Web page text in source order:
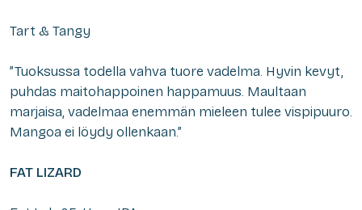
Tart & Tangy
”Tuoksussa todella vahva tuore vadelma. Hyvin kevyt,
puhdas maitohappoinen happamuus. Maultaan
marjaisa, vadelmaa enemmän mieleen tulee vispipuuro.
Mangoa ei löydy ollenkaan.”
FAT LIZARD